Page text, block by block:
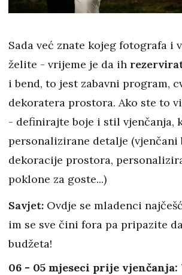
Sada već znate kojeg fotografa i
želite - vrijeme je da ih
i bend, to jest zabavni program,
dekoratera prostora. Ako ste to
- definirajte boje i stil vjenčanja,
personalizirane detalje (vjenčani
dekoracije prostora,
poklone za goste...)
Savjet: Ovdje se mladenci
im se sve čini fora pa pripazite
budžeta!
06 - 05 mjeseci prije